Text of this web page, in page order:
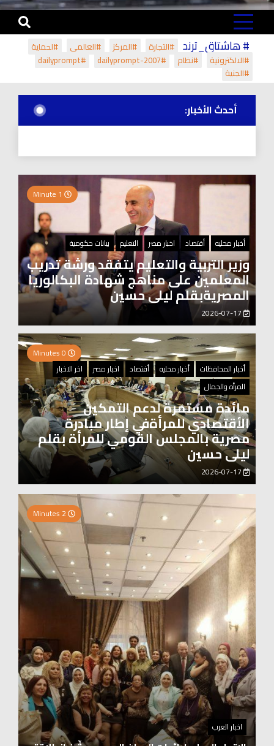
# هاشتاق_ترند #التجارة #المركز #العالمي
#لحماية
#الالكترونية
#نظام #dailyprompt-2007
#dailyprompt
#الجنية
أحدث الأخبار:
أخبار محليه أقتصاد اخبار مصر التعليم بيانات حكومية
وزير التربية والتعليم يتفقد ورشة تدريب
المعلمين على مناهج شهادة البكالوريا
المصريةبقلم ليلى حسين
أخبار المحافظات
أخبار محليه أقتصاد اخبار مصر
اخر الاخبار
المرأه والجمال
مائدة مستمرة لدعم التمكين
الأقتصادي للمرأةفي إطار مبادرة
مصرية بالمجلس القومي للمرأة بقلم
ليلى حسين
2026-07-17
اخبار العرب